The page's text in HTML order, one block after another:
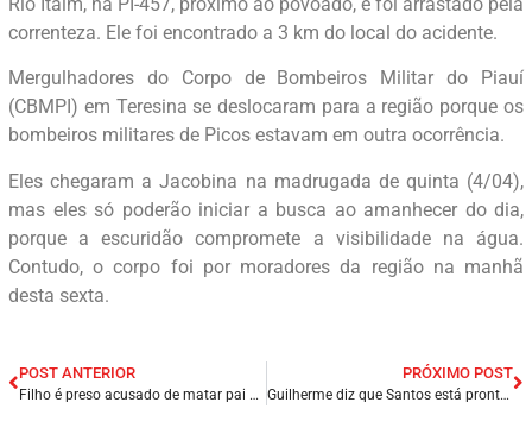
correnteza. Ele foi encontrado a 3 km do local do acidente.
Mergulhadores do Corpo de Bombeiros Militar do Piauí
(CBMPI) em Teresina se deslocaram para a região porque os
bombeiros militares de Picos estavam em outra ocorrência.
Eles chegaram a Jacobina na madrugada de quinta (4/04),
mas eles só poderão iniciar a busca ao amanhecer do dia,
porque a escuridão compromete a visibilidade na água.
Contudo, o corpo foi por moradores da região na manhã
desta sexta.
POST ANTERIOR
Filho é preso acusado de matar pai e enterrar corpo em casa há um ano na cidade de Campina Grande/PB.
PRÓXIMO POST
Guilherme diz que Santos está pronto para final contra Palmeiras neste domingo (07).